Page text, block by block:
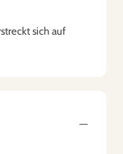
sich auf